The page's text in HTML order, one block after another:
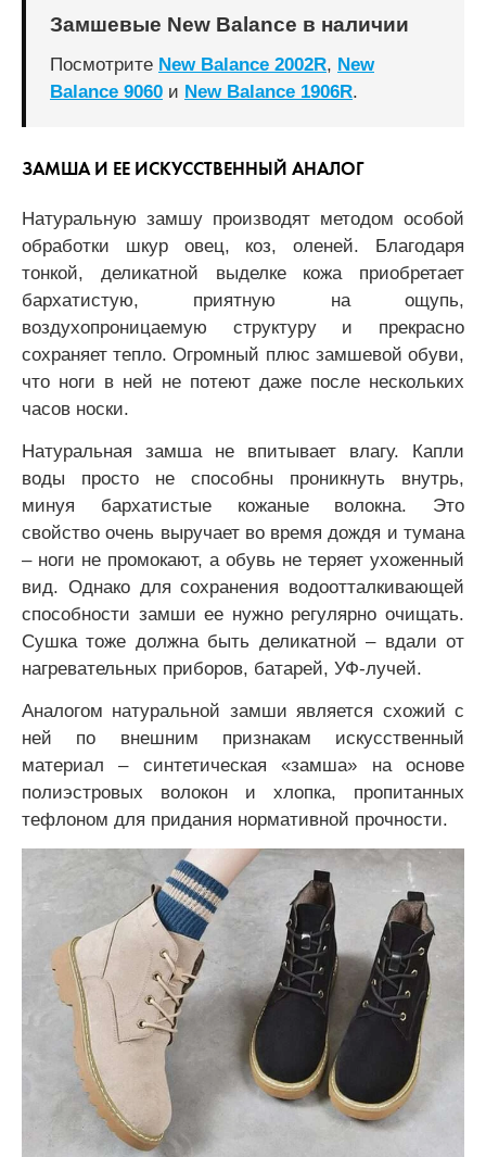
Замшевые New Balance в наличии
Посмотрите New Balance 2002R, New
Balance 9060 и New Balance 1906R.
ЗАМША И ЕЕ ИСКУССТВЕННЫЙ АНАЛОГ
Натуральную замшу производят методом особой
обработки шкур овец, коз, оленей. Благодаря
тонкой, деликатной выделке кожа приобретает
бархатистую, приятную на ощупь,
воздухопроницаемую структуру и прекрасно
сохраняет тепло. Огромный плюс замшевой обуви,
что ноги в ней не потеют даже после нескольких
часов носки.
Натуральная замша не впитывает влагу. Капли
воды просто не способны проникнуть внутрь,
минуя бархатистые кожаные волокна. Это
свойство очень выручает во время дождя и тумана
– ноги не промокают, а обувь не теряет ухоженный
вид. Однако для сохранения водоотталкивающей
способности замши ее нужно регулярно очищать.
Сушка тоже должна быть деликатной – вдали от
нагревательных приборов, батарей, УФ-лучей.
Аналогом натуральной замши является схожий с
ней по внешним признакам искусственный
материал – синтетическая «замша» на основе
полиэстровых волокон и хлопка, пропитанных
тефлоном для придания нормативной прочности.